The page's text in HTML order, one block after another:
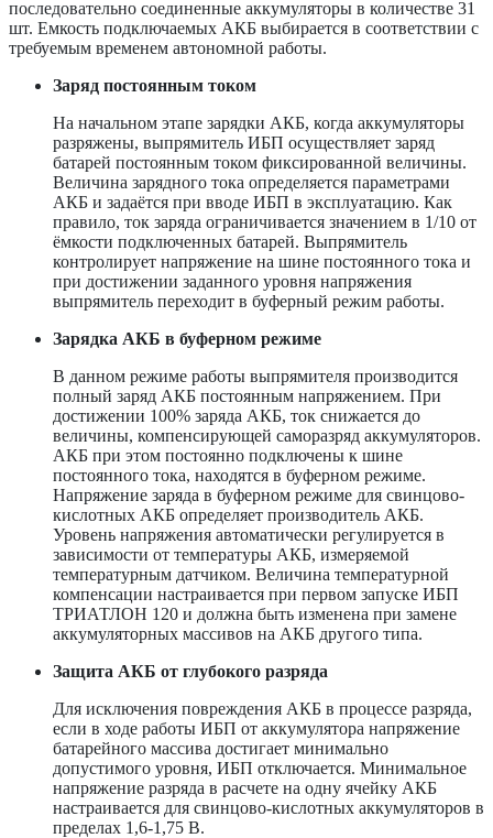
последовательно соединенные аккумуляторы в количестве 31
шт. Емкость подключаемых АКБ выбирается в соответствии с
требуемым временем автономной работы.
Заряд постоянным током
На начальном этапе зарядки АКБ, когда аккумуляторы
разряжены, выпрямитель ИБП осуществляет заряд
батарей постоянным током фиксированной величины.
Величина зарядного тока определяется параметрами
АКБ и задаётся при вводе ИБП в эксплуатацию. Как
правило, ток заряда ограничивается значением в 1/10 от
ёмкости подключенных батарей. Выпрямитель
контролирует напряжение на шине постоянного тока и
при достижении заданного уровня напряжения
выпрямитель переходит в буферный режим работы.
Зарядка АКБ в буферном режиме
В данном режиме работы выпрямителя производится
полный заряд АКБ постоянным напряжением. При
достижении 100% заряда АКБ, ток снижается до
величины, компенсирующей саморазряд аккумуляторов.
АКБ при этом постоянно подключены к шине
постоянного тока, находятся в буферном режиме.
Напряжение заряда в буферном режиме для свинцово-
кислотных АКБ определяет производитель АКБ.
Уровень напряжения автоматически регулируется в
зависимости от температуры АКБ, измеряемой
температурным датчиком. Величина температурной
компенсации настраивается при первом запуске ИБП
ТРИАТЛОН 120 и должна быть изменена при замене
аккумуляторных массивов на АКБ другого типа.
Защита АКБ от глубокого разряда
Для исключения повреждения АКБ в процессе разряда,
если в ходе работы ИБП от аккумулятора напряжение
батарейного массива достигает минимально
допустимого уровня, ИБП отключается. Минимальное
напряжение разряда в расчете на одну ячейку АКБ
настраивается для свинцово-кислотных аккумуляторов в
пределах 1,6-1,75 В.